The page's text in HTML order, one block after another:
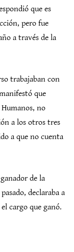
que es
pero fue
a través de la
trabajaban con
que
Humanos, no
a los otros tres
a que no cuenta
de la
declaraba a
cargo que ganó.